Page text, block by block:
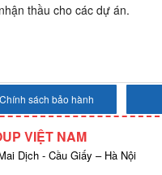
thầu cho các dự án.
sách bảo hành
VIỆT NAM
Dịch - Cầu Giấy – Hà Nội